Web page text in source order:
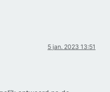
5 jan. 2023 13:51